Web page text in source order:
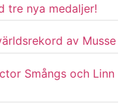
tre nya medaljer!
av Musse
Smångs och Linn